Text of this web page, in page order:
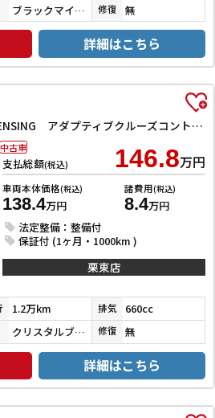
ブラックマイカメタリック 修復 無
詳細はこちら
ベースグレード HondaSENSING アダプティブクルーズコントロール 左パワースライドドア 電子パーキング LEDヘッドライト スマートキー プッシュスタート 社外オーディオ オートエアコン
支払総額(税込) 146.8万円
車両本体価格(税込)
138.4万円
諸費用(税込)
8.4万円
法定整備：整備付
保証付 (1ヶ月・1000km )
中古車
栗東店
1.2万km 排気 660cc
クリスタルブラックパール 修復 無
詳細はこちら